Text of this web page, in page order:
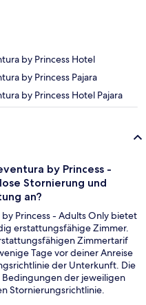
by Princess Hotel
by Princess Pajara
by Princess Hotel Pajara
by Princess -
Stornierung und
an?
Princess - Adults Only bietet
erstattungsfähige Zimmer.
Zimmertarif
Tage vor deiner Anreise
der Unterkunft. Die
Bedingungen der jeweiligen
Stornierungsrichtlinie.